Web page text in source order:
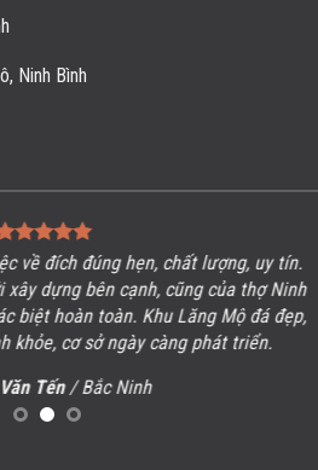
Ninh Bình
về đích đúng hẹn, chất lượng, uy tín.
dựng bên cạnh, cũng của thợ Ninh
biệt hoàn toàn. KhuLăng Mộ đáđẹp,
khỏe, cơ sở ngày càng phát triển.
Tến / Bắc Ninh